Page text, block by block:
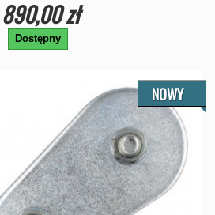
890,00 zł
Dostępny
NOWY